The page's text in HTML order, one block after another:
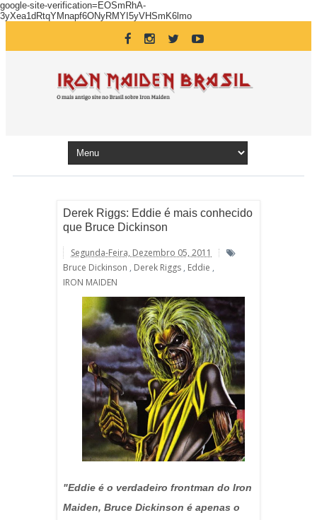
google-site-verification=EOSmRhA-
3yXea1dRtqYMnapf6ONyRMYI5yVHSmK6lmo
Derek Riggs: Eddie é mais conhecido
que Bruce Dickinson
Segunda-Feira, Dezembro 05, 2011
Bruce Dickinson , Derek Riggs , Eddie ,
IRON MAIDEN
"Eddie é o verdadeiro frontman do Iron
Maiden, Bruce Dickinson é apenas o